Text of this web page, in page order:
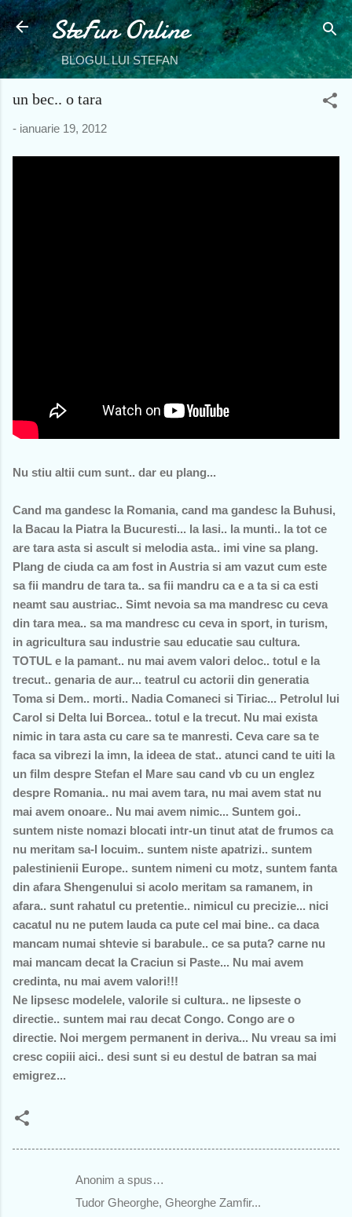
Treceți la conținutul principal
SteFun Online
BLOGUL LUI STEFAN
un bec.. o tara
- ianuarie 19, 2012
Nu stiu altii cum sunt.. dar eu plang...
Cand ma gandesc la Romania, cand ma gandesc la Buhusi,
la Bacau la Piatra la Bucuresti... la Iasi.. la munti.. la tot ce
are tara asta si ascult si melodia asta.. imi vine sa plang.
Plang de ciuda ca am fost in Austria si am vazut cum este
sa fii mandru de tara ta.. sa fii mandru ca e a ta si ca esti
neamt sau austriac.. Simt nevoia sa ma mandresc cu ceva
din tara mea.. sa ma mandresc cu ceva in sport, in turism,
in agricultura sau industrie sau educatie sau cultura.
TOTUL e la pamant.. nu mai avem valori deloc.. totul e la
trecut.. genaria de aur... teatrul cu actorii din generatia
Toma si Dem.. morti.. Nadia Comaneci si Tiriac... Petrolul lui
Carol si Delta lui Borcea.. totul e la trecut. Nu mai exista
nimic in tara asta cu care sa te manresti. Ceva care sa te
faca sa vibrezi la imn, la ideea de stat.. atunci cand te uiti la
un film despre Stefan el Mare sau cand vb cu un englez
despre Romania.. nu mai avem tara, nu mai avem stat nu
mai avem onoare.. Nu mai avem nimic... Suntem goi..
suntem niste nomazi blocati intr-un tinut atat de frumos ca
nu meritam sa-l locuim.. suntem niste apatrizi.. suntem
palestinienii Europe.. suntem nimeni cu motz, suntem fanta
din afara Shengenului si acolo meritam sa ramanem, in
afara.. sunt rahatul cu pretentie.. nimicul cu precizie... nici
cacatul nu ne putem lauda ca pute cel mai bine.. ca daca
mancam numai shtevie si barabule.. ce sa puta? carne nu
mai mancam decat la Craciun si Paste... Nu mai avem
credinta, nu mai avem valori!!!
Ne lipsesc modelele, valorile si cultura.. ne lipseste o
directie.. suntem mai rau decat Congo. Congo are o
directie. Noi mergem permanent in deriva... Nu vreau sa imi
cresc copiii aici.. desi sunt si eu destul de batran sa mai
emigrez...
Anonim a spus…
Tudor Gheorghe, Gheorghe Zamfir...